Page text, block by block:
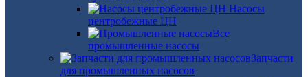
Насосы
центробежные ЦН
Все
промышленные насосы
Запчасти
для промышленных насосов